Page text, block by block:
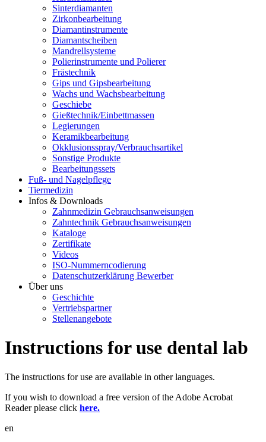
Sinterdiamanten
Zirkonbearbeitung
Diamantinstrumente
Diamantscheiben
Mandrellsysteme
Polierinstrumente und Polierer
Frästechnik
Gips und Gipsbearbeitung
Wachs und Wachsbearbeitung
Geschiebe
Gießtechnik/Einbettmassen
Legierungen
Keramikbearbeitung
Okklusionsspray/Verbrauchsartikel
Sonstige Produkte
Bearbeitungssets
Fuß- und Nagelpflege
Tiermedizin
Infos & Downloads
Zahnmedizin Gebrauchsanweisungen
Zahntechnik Gebrauchsanweisungen
Kataloge
Zertifikate
Videos
ISO-Nummerncodierung
Datenschutzerklärung Bewerber
Über uns
Geschichte
Vertriebspartner
Stellenangebote
Instructions for use dental lab
The instructions for use are available in other languages.
If you wish to download a free version of the Adobe Acrobat
Reader please click here.
en